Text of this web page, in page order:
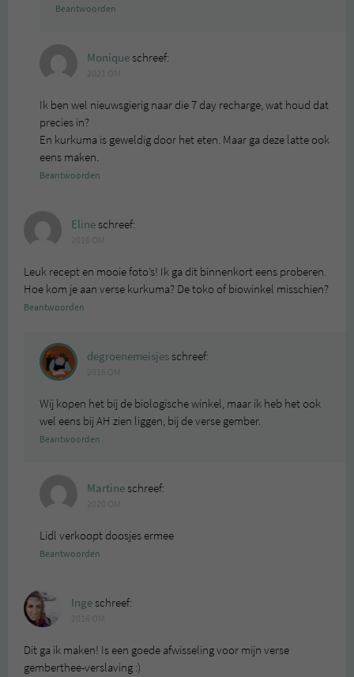
Beantwoorden
Moniqueschreef:
Ik ben wel nieuwsgierig naar die 7 day recharge, wat houd dat
precies in?
En kurkuma is geweldig door het eten. Maar ga deze latte ook
eens maken.
Beantwoorden
Elineschreef:
Leuk recept en mooie foto’s! Ik ga dit binnenkort eens proberen.
Hoe kom je aan verse kurkuma? De toko of biowinkel misschien?
Beantwoorden
degroenemeisjesschreef:
Wij kopen het bij de biologische winkel, maar ik heb het ook
wel eens bij AH zien liggen, bij de verse gember.
Beantwoorden
Martineschreef:
Lidl verkoopt doosjes ermee
Beantwoorden
Ingeschreef:
Dit ga ik maken! Is een goede afwisseling voor mijn verse
gemberthee-verslaving :)